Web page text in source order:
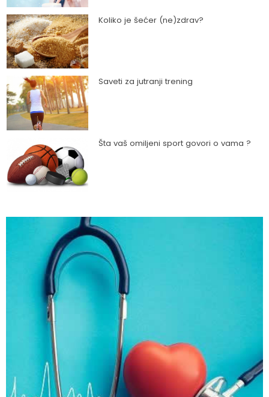
Koliko je šećer (ne)zdrav?
Saveti za jutranji trening
Šta vaš omiljeni sport govori o vama ?
Kako da ostanete fit - vežbajte kod kuće
Zbog čega je zumba sve popularnija?
Mitovi o zdravoj hrani